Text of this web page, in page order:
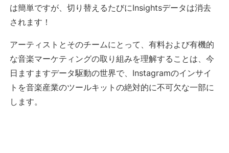
は簡単ですが、切り替えるたびにInsightsデータは消去
されます！
アーティストとそのチームにとって、有料および有機的
な音楽マーケティングの取り組みを理解することは、今
日ますますデータ駆動の世界で、Instagramのインサイ
トを音楽産業のツールキットの絶対的に不可欠な一部に
します。